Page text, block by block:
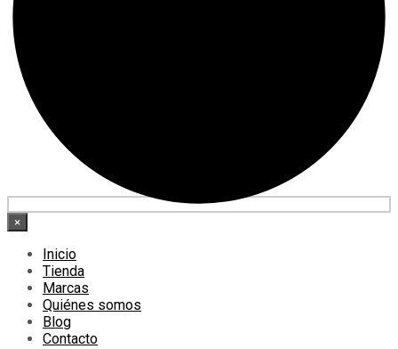
×
Inicio
Tienda
Marcas
Quiénes somos
Blog
Contacto